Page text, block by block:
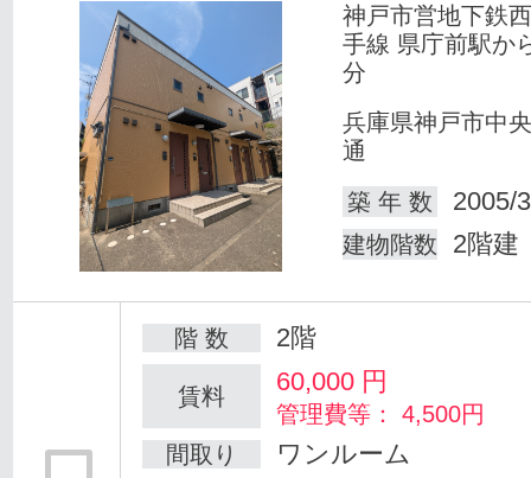
神戸市営地下鉄
手線 県庁前駅か
分
兵庫県神戸市中
通
築 年 数
2005/
建物階数 2階建
階 数 2階
賃料 60,000 円
管理費等： 4,500円
間取り
ワンルーム